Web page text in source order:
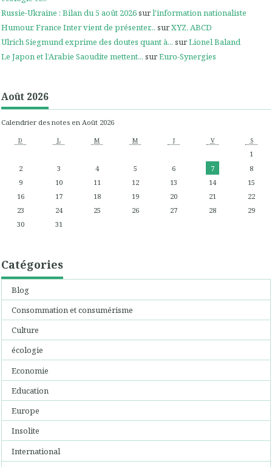
Russie-Ukraine : Bilan du 5 août 2026surl'information nationaliste
Humour. France Inter vient de présenter... surXYZ, ABCD
Ulrich Siegmund exprime des doutes quant à... surLionel Baland
Le Japon et l’Arabie Saoudite mettent... surEuro-Synergies
Août 2026
Calendrier des notes en Août 2026
D L M M J V S
1
2
3 4 5 6 7
8
9
10 11 12 13 14
15
16
17 18 19 20 21
22
23
24 25 26 27 28
29
30
31
Catégories
Blog
Consommation et consumérisme
Culture
écologie
Economie
Education
Europe
Insolite
International